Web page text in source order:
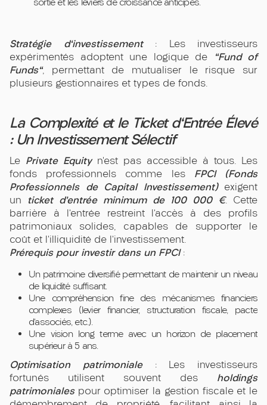
sortie et les leviers de croissance anticipés.
Stratégie d'investissement: Les investisseurs
expérimentés adoptent une logique de
"Fund of
Funds", permettant de mutualiser le risque sur
plusieurs gestionnaires et types de fonds.
La Complexité et le Ticket d'Entrée Élevé
: Un Investissement Sélectif
Le Private Equityn’est pas accessible à tous. Les
fonds professionnels comme les FPCI (Fonds
Professionnels de Capital Investissement)exigent
un ticket d’entrée minimum de 100 000 €. Cette
barrière à l’entrée restreint l’accès à des profils
patrimoniaux solides, capables de supporter le
coût et l’illiquidité de l’investissement.
Prérequis pour investir dans un FPCI:
Un patrimoine diversifié permettant de maintenir un niveau
de liquidité suffisant.
Une compréhension fine des mécanismes financiers
complexes (levier financier, structuration fiscale, pacte
d’associés, etc.).
Une vision long terme avec un horizon de placement
supérieur à 5 ans.
Optimisation patrimoniale: Les investisseurs
fortunés utilisent souvent des holdings
patrimonialespour optimiser la gestion fiscale et le